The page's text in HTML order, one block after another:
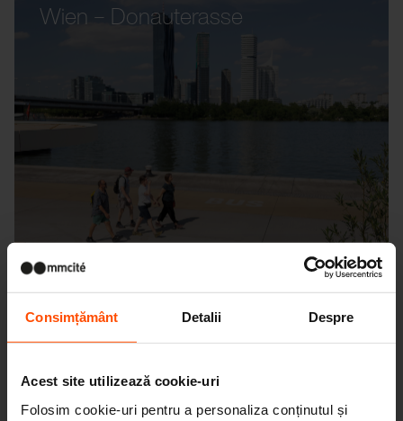
Consimțământ Detalii Despre
Acest site utilizează cookie-uri
Folosim cookie-uri pentru a personaliza conținutul și
Wien – Donauterasse